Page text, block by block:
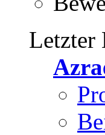
Letzter